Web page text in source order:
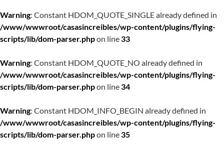
Warning: Constant HDOM_QUOTE_SINGLE already defined in
/www/wwwroot/casasincreibles/wp-content/plugins/flying-
scripts/lib/dom-parser.phpon line33
Warning: Constant HDOM_QUOTE_NO already defined in
/www/wwwroot/casasincreibles/wp-content/plugins/flying-
scripts/lib/dom-parser.phpon line34
Warning: Constant HDOM_INFO_BEGIN already defined in
/www/wwwroot/casasincreibles/wp-content/plugins/flying-
scripts/lib/dom-parser.phpon line35